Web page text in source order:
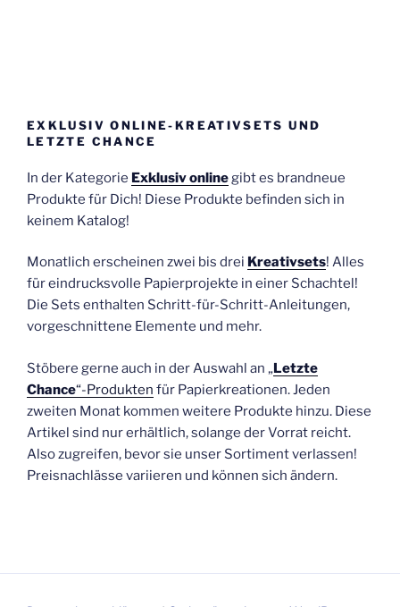
EXKLUSIV ONLINE-KREATIVSETS UND
LETZTE CHANCE
In der Kategorie Exklusiv onlinegibt es brandneue
Produkte für Dich! Diese Produkte befinden sich in
keinem Katalog!
Monatlich erscheinen zwei bis drei Kreativsets! Alles
für eindrucksvolle Papierprojekte in einer Schachtel!
Die Sets enthalten Schritt-für-Schritt-Anleitungen,
vorgeschnittene Elemente und mehr.
Stöbere gerne auch in der Auswahl an „Letzte
Chance“-Produkten für Papierkreationen. Jeden
zweiten Monat kommen weitere Produkte hinzu. Diese
Artikel sind nur erhältlich, solange der Vorrat reicht.
Also zugreifen, bevor sie unser Sortiment verlassen!
Preisnachlässe variieren und können sich ändern.